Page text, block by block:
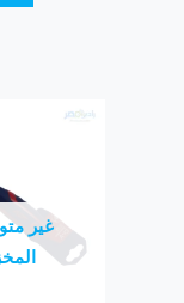
غير متوفر في
المخزون